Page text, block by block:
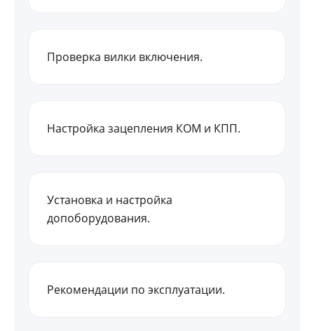
Проверка вилки включения.
Настройка зацепления КОМ и КПП.
Установка и настройка
допоборудования.
Рекомендации по эксплуатации.